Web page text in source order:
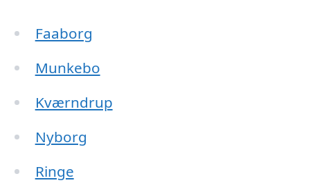
Faaborg
Munkebo
Kværndrup
Nyborg
Ringe